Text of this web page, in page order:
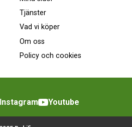
Tjänster
Vad vi köper
Om oss
Policy och cookies
Instagram Youtube